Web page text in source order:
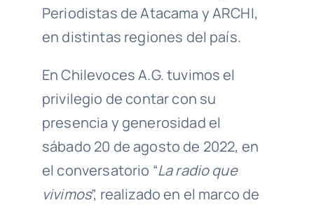
Periodistas de Atacama y ARCHI,
en distintas regiones del país.
En Chilevoces A.G. tuvimos el
privilegio de contar con su
presencia y generosidad el
sábado 20 de agosto de 2022, en
el conversatorio “La radio que
vivimos”, realizado en el marco de